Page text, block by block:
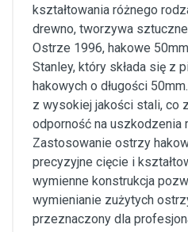
kształtowania różnego
drewno, tworzywa
Ostrze 1996, hakowe
Stanley, który składa się z
hakowych o długości
z wysokiej jakości stali, co
odporność na uszkodzenia
Zastosowanie ostrzy
precyzyjne cięcie i
wymienne konstrukcja
wymienianie zużytych
przeznaczony dla